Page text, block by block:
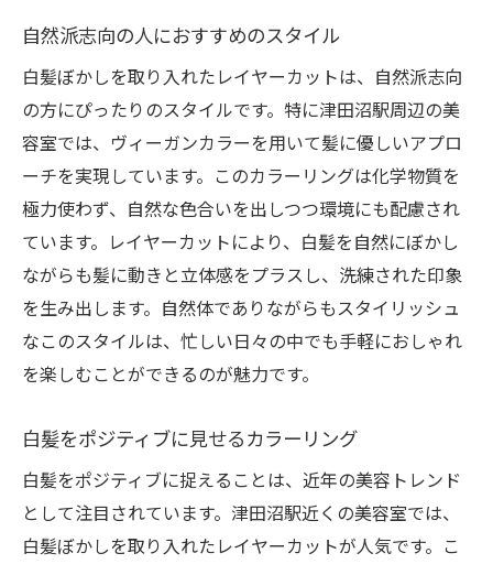
自然派志向の人におすすめのスタイル
白髪ぼかしを取り入れたレイヤーカットは、自然派志向
の方にぴったりのスタイルです。特に津田沼駅周辺の美
容室では、ヴィーガンカラーを用いて髪に優しいアプロ
ーチを実現しています。このカラーリングは化学物質を
極力使わず、自然な色合いを出しつつ環境にも配慮され
ています。レイヤーカットにより、白髪を自然にぼかし
ながらも髪に動きと立体感をプラスし、洗練された印象
を生み出します。自然体でありながらもスタイリッシュ
なこのスタイルは、忙しい日々の中でも手軽におしゃれ
を楽しむことができるのが魅力です。
白髪をポジティブに見せるカラーリング
白髪をポジティブに捉えることは、近年の美容トレンド
として注目されています。津田沼駅近くの美容室では、
白髪ぼかしを取り入れたレイヤーカットが人気です。こ